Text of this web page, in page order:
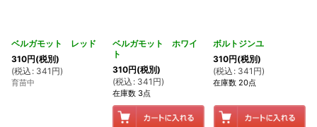
ベルガモット レッド
310円(税別)
(税込 : 341 円)
育苗中
ベルガモット ホワイ
ト
310円(税別)
(税込 : 341 円)
在庫数 3点
ボルトジンユ
310円(税別)
(税込 : 341 円)
在庫数 20点